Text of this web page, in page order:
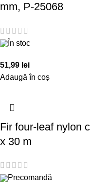
mm, P-25068
În stoc
51,99 lei
Adaugă în coș
Fir four-leaf nylon
x 30 m
Precomandă